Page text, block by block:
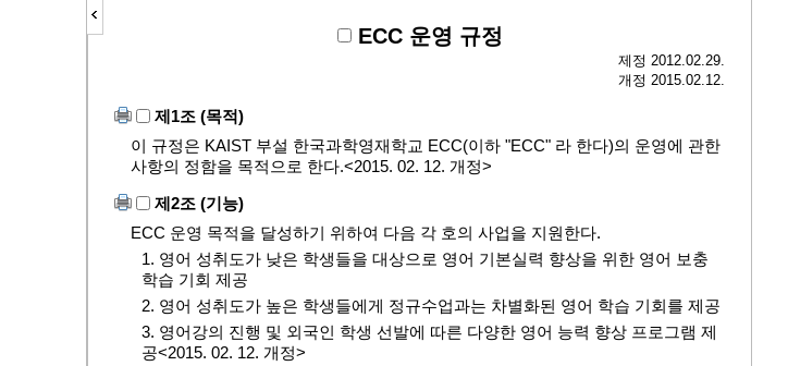
ECC 운영 규정
제정 2012.02.29.
개정 2015.02.12.
제1조 (목적)
이 규정은 KAIST 부설 한국과학영재학교 ECC(이하 "ECC" 라 한다)의 운영에 관한
사항의 정함을 목적으로 한다.<2015. 02. 12. 개정>
제2조 (기능)
ECC 운영 목적을 달성하기 위하여 다음 각 호의 사업을 지원한다.
1. 영어 성취도가 낮은 학생들을 대상으로 영어 기본실력 향상을 위한 영어 보충
학습 기회 제공
2. 영어 성취도가 높은 학생들에게 정규수업과는 차별화된 영어 학습 기회를 제공
3. 영어강의 진행 및 외국인 학생 선발에 따른 다양한 영어 능력 향상 프로그램 제
공<2015. 02. 12. 개정>